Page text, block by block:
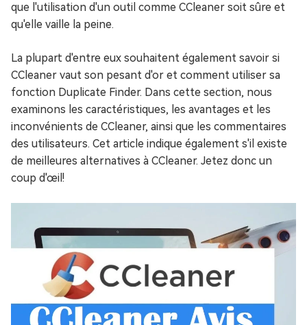
que l'utilisation d'un outil comme CCleaner soit sûre et
qu'elle vaille la peine.
La plupart d'entre eux souhaitent également savoir si
CCleaner vaut son pesant d'or et comment utiliser sa
fonction Duplicate Finder. Dans cette section, nous
examinons les caractéristiques, les avantages et les
inconvénients de CCleaner, ainsi que les commentaires
des utilisateurs. Cet article indique également s'il existe
de meilleures alternatives à CCleaner. Jetez donc un
coup d'œil!